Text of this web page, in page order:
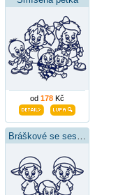
od 178 Kč
Bráškové se sestřičkou